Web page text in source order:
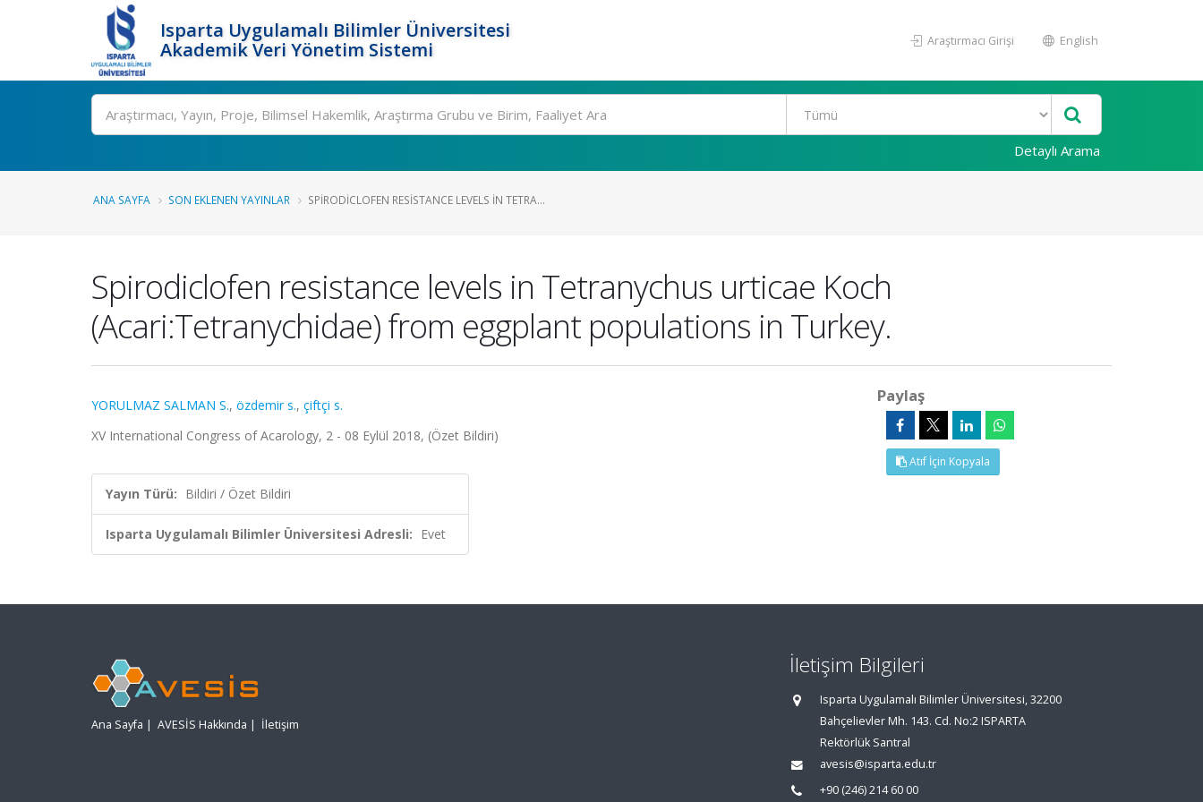
Isparta Uygulamalı Bilimler Üniversitesi
Akademik Veri Yönetim Sistemi
Araştırmacı Girişi English
Ara
Detaylı Arama
ANA SAYFA SON EKLENEN YAYINLAR SPIRODICLOFEN RESISTANCE LEVELS IN TETRA...
Spirodiclofen resistance levels in Tetranychus urticae Koch
(Acari:Tetranychidae) from eggplant populations in Turkey.
YORULMAZ SALMAN S., özdemir s., çiftçi s.
XV International Congress of Acarology, 2 - 08 Eylül 2018, (Özet Bildiri)
Yayın Türü: Bildiri / Özet Bildiri
Isparta Uygulamalı Bilimler Üniversitesi Adresli: Evet
Paylaş
Atıf İçin Kopyala
Ana Sayfa | AVESİS Hakkında | İletişim
İletişim Bilgileri
Isparta Uygulamalı Bilimler Üniversitesi, 32200
Bahçelievler Mh. 143. Cd. No:2 ISPARTA
Rektörlük Santral
avesis@isparta.edu.tr
+90 (246) 214 60 00